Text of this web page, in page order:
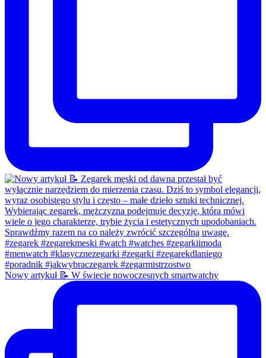
Nowy artykuł 📝 W świecie nowoczesnych smartwatchy